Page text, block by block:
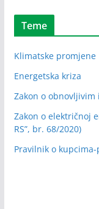
Teme
Klimatske promjene
Energetska kriza
Zakon o obnovljivim
Zakon o električnoj
RS”, br. 68/2020)
Pravilnik o